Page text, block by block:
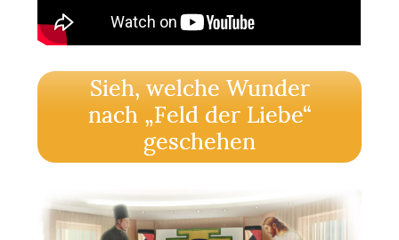
Sieh, welche Wunder
nach „Feld der Liebe“
geschehen